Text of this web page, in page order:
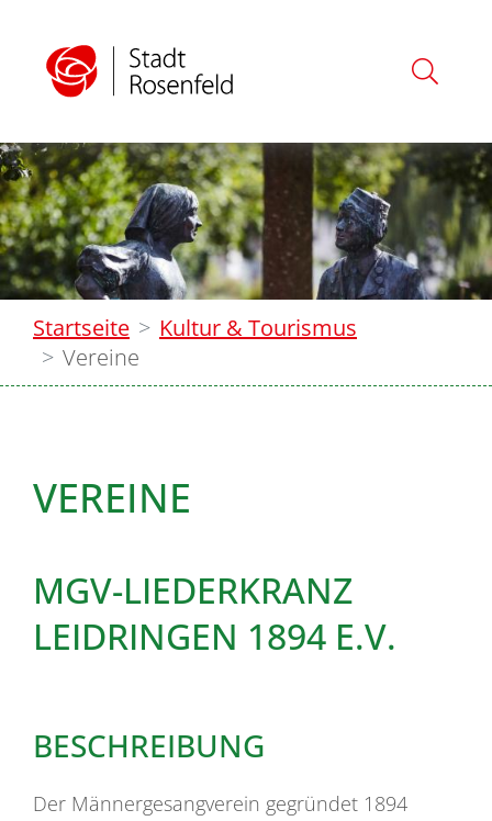
Startseite
Kultur & Tourismus
Vereine
VEREINE
MGV-LIEDERKRANZ
LEIDRINGEN 1894 E.V.
BESCHREIBUNG
Der Männergesangverein gegründet 1894